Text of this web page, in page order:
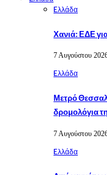
Eλλάδα
Χανιά: ΕΔΕ
7 Αυγούστου
Eλλάδα
Μετρό
δρομολόγια
7 Αυγούστου
Eλλάδα